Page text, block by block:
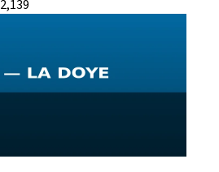
2,139